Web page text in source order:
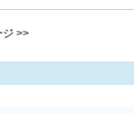
>>